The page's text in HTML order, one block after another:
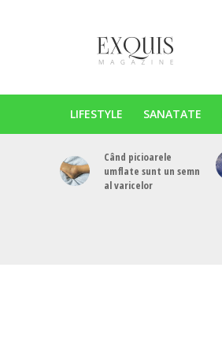
LIFESTYLE SANATATE
Când picioarele
umflate sunt un semn
al varicelor